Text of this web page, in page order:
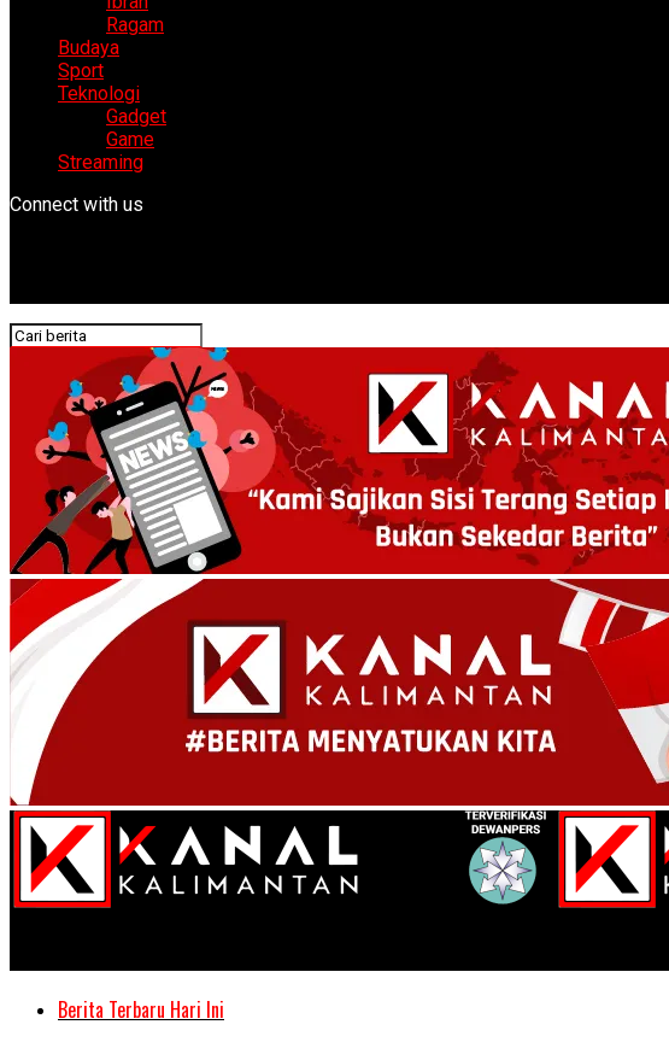
Ragam
Budaya
Sport
Teknologi
Gadget
Game
Streaming
Connect with us
Berita Terbaru Hari Ini